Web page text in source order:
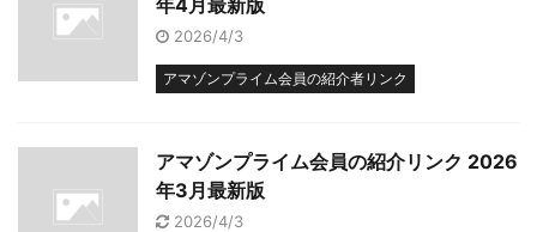
年4月最新版
2026/4/3
アマゾンプライム会員の紹介者リンク
アマゾンプライム会員の紹介リンク 2026
年3月最新版
2026/4/3